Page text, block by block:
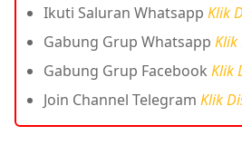
Ikuti Saluran Whatsapp Klik
Gabung Grup Whatsapp Klik
Gabung Grup Facebook Klik
Join Channel Telegram Klik